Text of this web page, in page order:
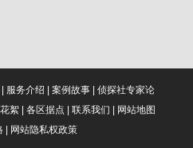
服务介绍 案例故事| 侦探社专家论
絮| 各区据点 联系我们
网站地图
网站隐私权政策